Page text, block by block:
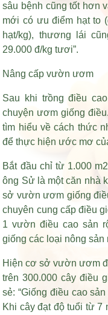
sâu bệnh cũng tốt hơn
mới có ưu điểm hạt to
hạt/kg), thương lái
29.000 đ/kg tươi”.
Nâng cấp vườn ươm
Sau khi trồng điều
chuyện ươm giống
tìm hiểu về cách thức
để thực hiện ước mơ
Bắt đầu chỉ từ 1.000
ông Sử là một căn nhà
sở vườn ươm giống
chuyên cung cấp điều
1 vườn điều cao sản
giống các loại nông
Hiện cơ sở vườn ươm
trên 300.000 cây điều
sẻ: “Giống điều cao
Khi cây đạt độ tuổi từ 7